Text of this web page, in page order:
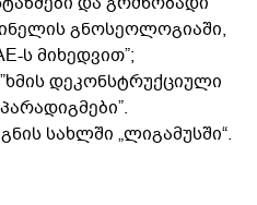
გნოსეოლოგიაში,
ს მიხედვით”;
დეკონსტრუქციული
სახლში „ლიგამუსში“.